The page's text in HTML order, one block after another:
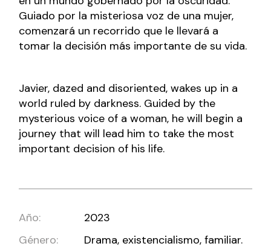
Guiado por la misteriosa voz de una mujer,
comenzará un recorrido que le llevará a
tomar la decisión más importante de su vida.
Javier, dazed and disoriented, wakes up in a
world ruled by darkness. Guided by the
mysterious voice of a woman, he will begin a
journey that will lead him to take the most
important decision of his life.
Año:
2023
Género:
Drama, existencialismo, familiar.